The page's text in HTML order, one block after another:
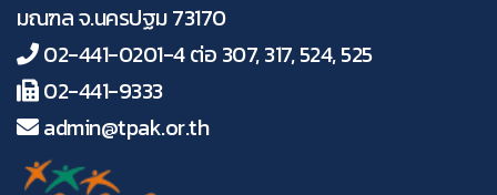
มณฑล จ.นครปฐม 73170
02-441-0201-4 ต่อ 307, 317, 524, 525
02-441-9333
admin@tpak.or.th